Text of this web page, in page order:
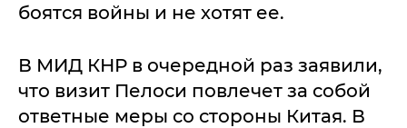
боятся войны и не хотят ее.
В МИД КНР в очередной раз заявили,
что визит Пелоси повлечет за собой
ответные меры со стороны Китая. В